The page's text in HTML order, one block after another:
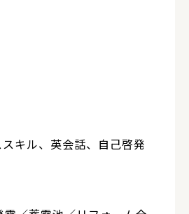
キル、英会話、自己啓発